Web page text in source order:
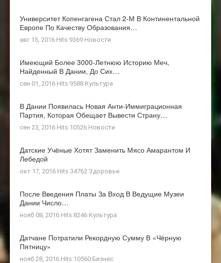
Университет Копенгагена Стал 2-М В Континентальной
Европе По Качеству Образования…
авг 15, 2016 Hits:9369 Новости
Имеющий Более 3000-Летнюю Историю Меч,
Найденный В Дании, До Сих…
сен 01, 2016 Hits:9588 Культура
В Дании Появилась Новая Анти-Иммиграционная
Партия, Которая Обещает Вывести Страну…
сен 23, 2016 Hits:10526 Новости
Датские Учёные Хотят Заменить Мясо Амарантом И
Лебедой
окт 17, 2016 Hits:34762 Здоровье
После Введения Платы За Вход В Ведущие Музеи
Дании Число…
нояб 08, 2016 Hits:8246 Культура
Датчане Потратили Рекордную Сумму В «Чёрную
Пятницу»
нояб 28, 2016 Hits:10560 Бизнес